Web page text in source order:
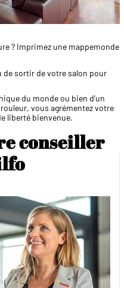
? Imprimez une mappemonde
de sortir de votre salon pour
du monde ou bien d'un
vous agrémentez votre
liberté bienvenue.
conseiller